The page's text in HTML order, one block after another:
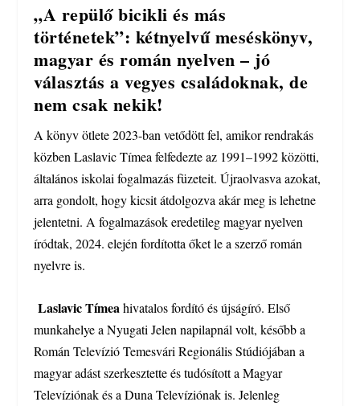
„A repülő bicikli és más
történetek”: kétnyelvű meséskönyv,
magyar és román nyelven – jó
választás a vegyes családoknak, de
nem csak nekik!
A könyv ötlete 2023-ban vetődött fel, amikor rendrakás
közben Laslavic Tímea felfedezte az 1991–1992 közötti,
általános iskolai fogalmazás füzeteit. Újraolvasva azokat,
arra gondolt, hogy kicsit átdolgozva akár meg is lehetne
jelentetni. A fogalmazások eredetileg magyar nyelven
íródtak, 2024. elején fordította őket le a szerző román
nyelvre is.
Laslavic Tímeahivatalos fordító és újságíró. Első
munkahelye a Nyugati Jelen napilapnál volt, később a
Román Televízió Temesvári Regionális Stúdiójában a
magyar adást szerkesztette és tudósított a Magyar
Televíziónak és a Duna Televíziónak is. Jelenleg